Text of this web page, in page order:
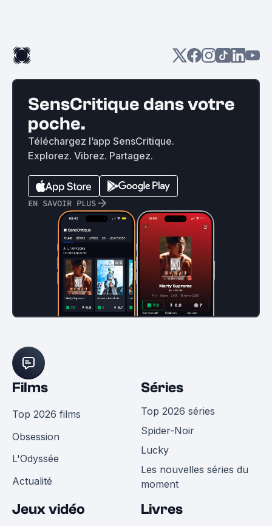
SensCritique dans votre
poche.
Téléchargez l’app SensCritique.
Explorez. Vibrez. Partagez.
EN SAVOIR PLUS
Films
Top 2026 films
Obsession
L'Odyssée
Actualité
Séries
Top 2026 séries
Spider-Noir
Lucky
Les nouvelles séries du
moment
Jeux vidéo Livres